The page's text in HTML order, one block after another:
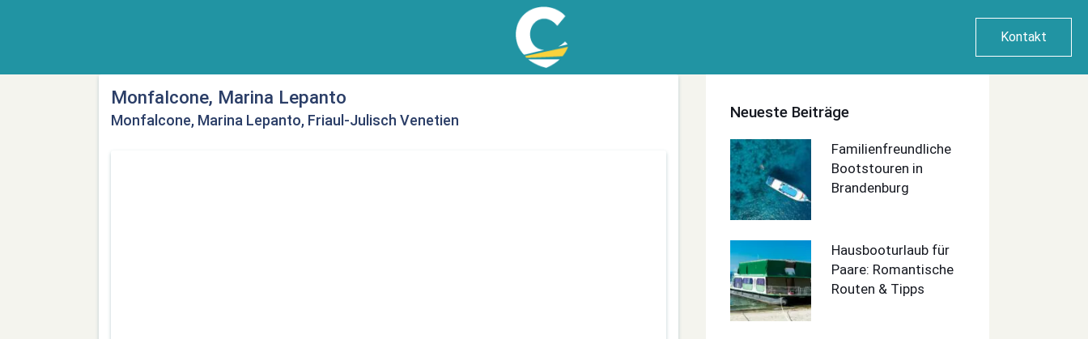
Kontakt
Monfalcone, Marina Lepanto
Monfalcone, Marina Lepanto, Friaul-Julisch Venetien Neueste Beiträge
Familienfreundliche
Bootstouren in
Brandenburg
Hausbooturlaub für
Paare: Romantische
Routen & Tipps